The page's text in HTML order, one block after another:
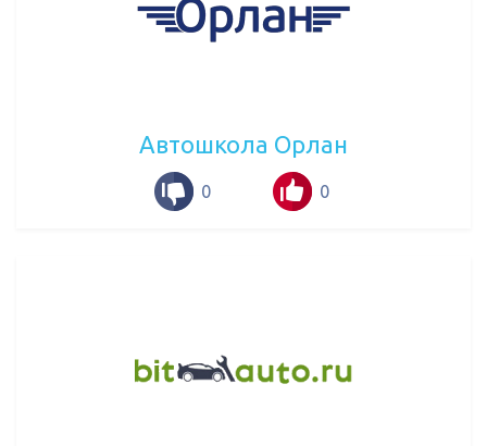
Автошкола Орлан
0 0